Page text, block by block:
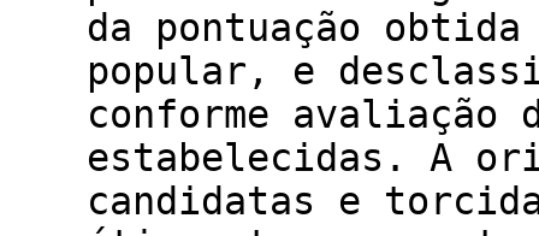
da pontuação
popular, e
conforme avaliação
estabelecidas. A
candidatas e